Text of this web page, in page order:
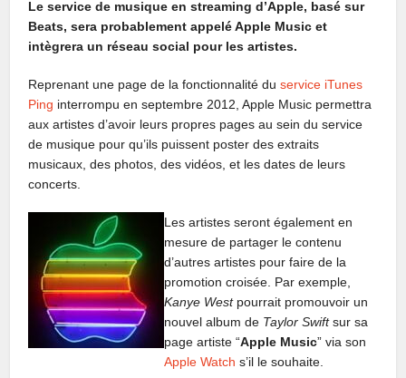
Le service de musique en streaming d’Apple, basé sur
Beats, sera probablement appelé Apple Music et
intègrera un réseau social pour les artistes.
Reprenant une page de la fonctionnalité duservice iTunes
Ping interrompu en septembre 2012, Apple Music permettra
aux artistes d’avoir leurs propres pages au sein du service
de musique pour qu’ils puissent poster des extraits
musicaux, des photos, des vidéos, et les dates de leurs
concerts.
Les artistes seront également en
mesure de partager le contenu
d’autres artistes pour faire de la
promotion croisée. Par exemple,
Kanye Westpourrait promouvoir un
nouvel album de Taylor Swiftsur ​​sa
page artiste “Apple Music” via son
Apple Watch s’il le souhaite.